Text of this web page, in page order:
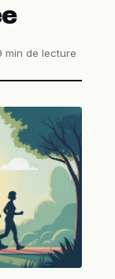
min de lecture